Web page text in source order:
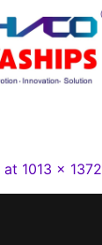
at 1013 × 1372